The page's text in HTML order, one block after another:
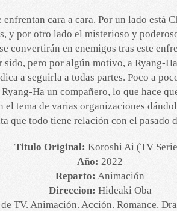
enfrentan cara a cara. Por un lado está
y por otro lado el misterioso y
convertirán en enemigos tras este
sido, pero por algún motivo, a Ryang-
a seguirla a todas partes. Poco a
Ha un compañero, lo que hace
el tema de varias organizaciones
que todo tiene relación con el pasado
Titulo Original: Koroshi Ai (TV
Año: 2022
Reparto: Animación
Direccion: Hideaki Oba
de TV. Animación. Acción. Romance.